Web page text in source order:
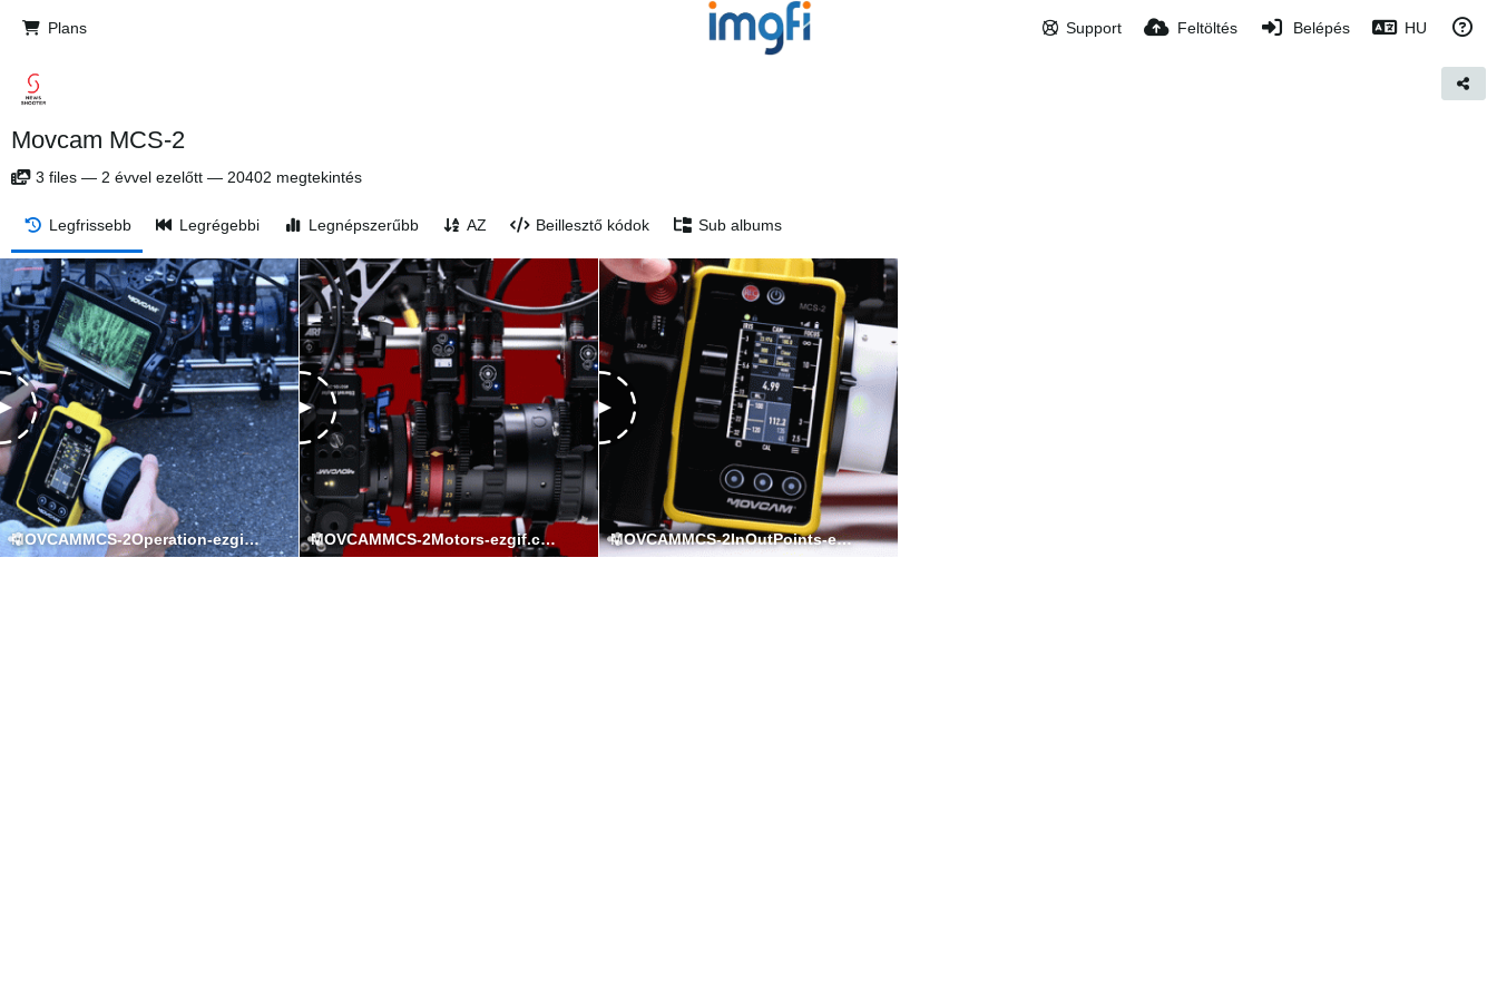
Plans Support Feltöltés Belépés HU
Movcam MCS-2
3 files — 2 évvel ezelőtt — 20402 megtekintés
Legfrissebb Legrégebbi Legnépszerűbb AZ Beillesztő kódok Sub albums
MOVCAMMCS-2Operation-ezgif.com-video-to-gif-converter.gif MOVCAMMCS-2Motors-ezgif.com-video-to-gif-converter.gif MOVCAMMCS-2InOutPoints-ezgif.com-video-to-gif-converter.gif